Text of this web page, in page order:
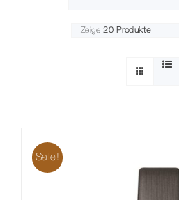
Zeige20 Produkte
Sale!